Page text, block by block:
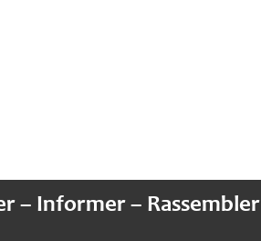
– Informer – Rassembler